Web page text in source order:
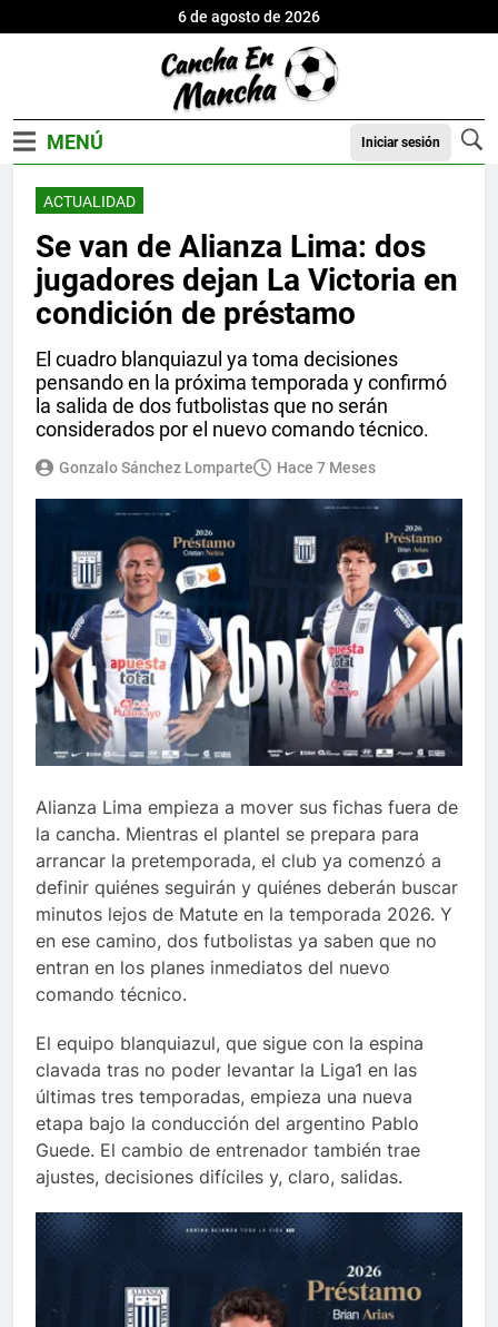
6 de agosto de 2026
Iniciar sesión
ACTUALIDAD
Se van de Alianza Lima: dos
jugadores dejan La Victoria en
condición de préstamo
El cuadro blanquiazul ya toma decisiones
pensando en la próxima temporada y confirmó
la salida de dos futbolistas que no serán
considerados por el nuevo comando técnico.
Gonzalo Sánchez Lomparte Hace 7 Meses
Alianza Lima empieza a mover sus fichas fuera de
la cancha. Mientras el plantel se prepara para
arrancar la pretemporada, el club ya comenzó a
definir quiénes seguirán y quiénes deberán buscar
minutos lejos de Matute en la temporada 2026. Y
en ese camino, dos futbolistas ya saben que no
entran en los planes inmediatos del nuevo
comando técnico.
El equipo blanquiazul, que sigue con la espina
clavada tras no poder levantar la Liga1 en las
últimas tres temporadas, empieza una nueva
etapa bajo la conducción del argentino Pablo
Guede. El cambio de entrenador también trae
ajustes, decisiones difíciles y, claro, salidas.